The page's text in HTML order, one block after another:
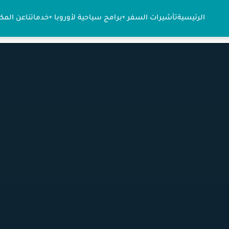
الرئيسيةتأشيرات السفر برامج سياحية لأوروبا خدماتناعن